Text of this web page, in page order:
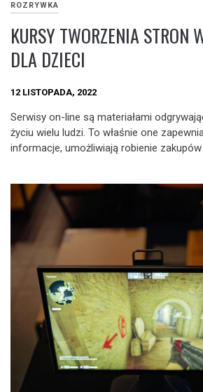
ROZRYWKA
KURSY TWORZENIA STRON
DLA DZIECI
12 LISTOPADA, 2022
Serwisy on-line są materiałami
życiu wielu ludzi. To właśnie one
informacje, umożliwiają robienie zakupów